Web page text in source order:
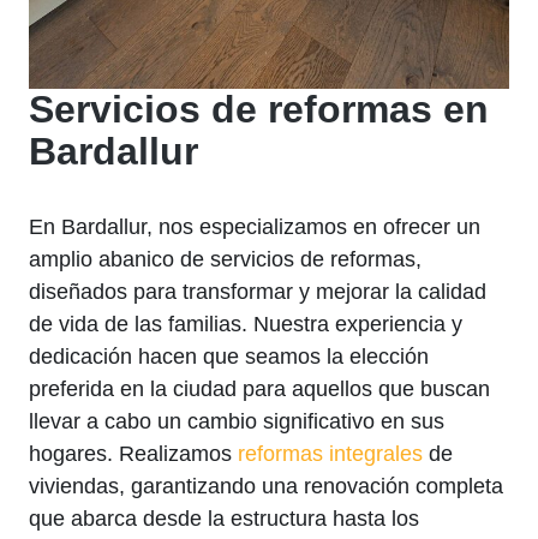
Servicios de reformas en
Bardallur
En Bardallur, nos especializamos en ofrecer un
amplio abanico de servicios de reformas,
diseñados para transformar y mejorar la calidad
de vida de las familias. Nuestra experiencia y
dedicación hacen que seamos la elección
preferida en la ciudad para aquellos que buscan
llevar a cabo un cambio significativo en sus
hogares. Realizamos reformas integrales de
viviendas, garantizando una renovación completa
que abarca desde la estructura hasta los